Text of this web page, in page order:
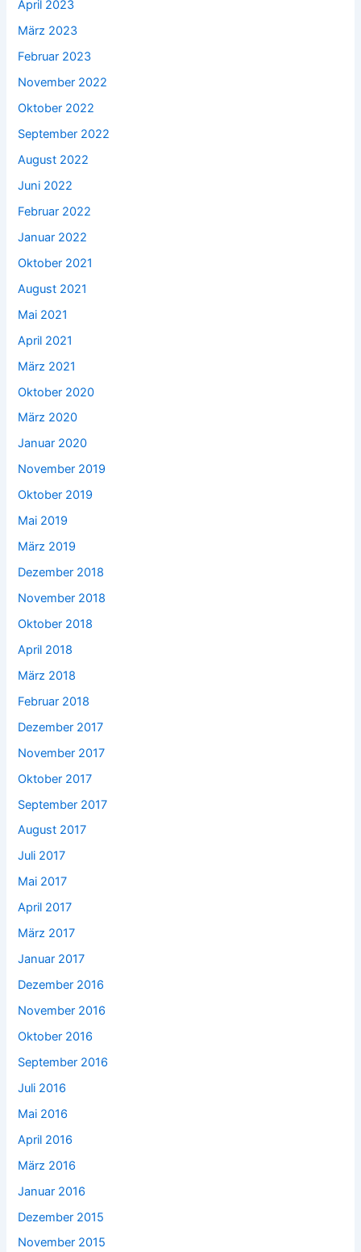
April 2023
März 2023
Februar 2023
November 2022
Oktober 2022
September 2022
August 2022
Juni 2022
Februar 2022
Januar 2022
Oktober 2021
August 2021
Mai 2021
April 2021
März 2021
Oktober 2020
März 2020
Januar 2020
November 2019
Oktober 2019
Mai 2019
März 2019
Dezember 2018
November 2018
Oktober 2018
April 2018
März 2018
Februar 2018
Dezember 2017
November 2017
Oktober 2017
September 2017
August 2017
Juli 2017
Mai 2017
April 2017
März 2017
Januar 2017
Dezember 2016
November 2016
Oktober 2016
September 2016
Juli 2016
Mai 2016
April 2016
März 2016
Januar 2016
Dezember 2015
November 2015